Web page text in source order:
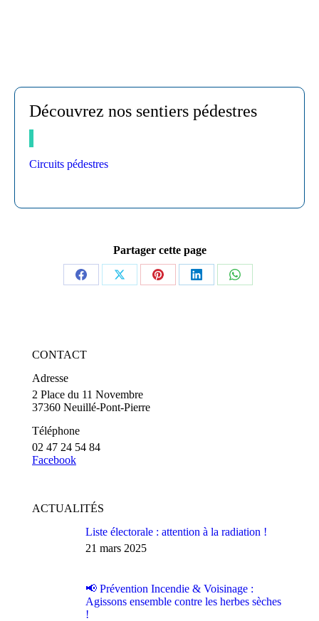
Découvrez nos sentiers pédestres
Circuits pédestres
Partager cette page
PartagerPartagerPartagerPartagerPartager
CONTACT
Adresse
2 Place du 11 Novembre
37360 Neuillé-Pont-Pierre
Téléphone
02 47 24 54 84
Facebook
ACTUALITÉS
Liste électorale : attention à la radiation !
21 mars 2025
📢 Prévention Incendie & Voisinage :
Agissons ensemble contre les herbes sèches
!